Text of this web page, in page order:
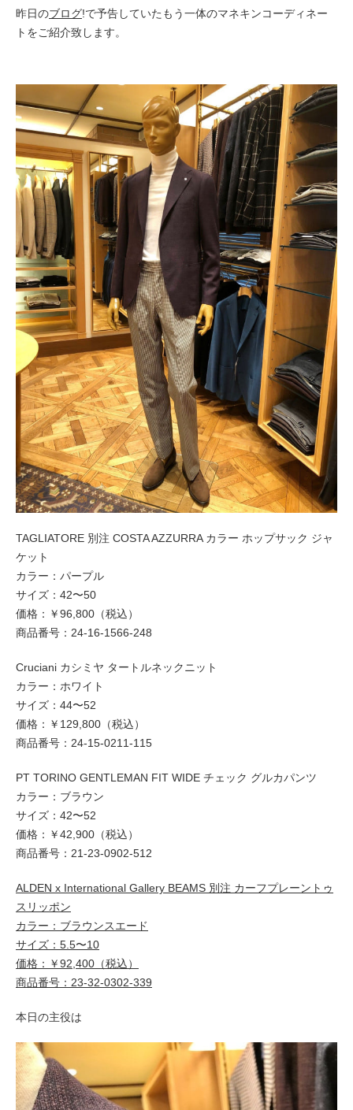
昨日のブログ!で予告していたもう一体のマネキンコーディネー
トをご紹介致します。
TAGLIATORE 別注 COSTA AZZURRA カラー ホップサック ジャ
ケット
カラー：パープル
サイズ：42〜50
価格：￥96,800（税込）
商品番号：24-16-1566-248
Cruciani カシミヤ タートルネックニット
カラー：ホワイト
サイズ：44〜52
価格：￥129,800（税込）
商品番号：24-15-0211-115
PT TORINO GENTLEMAN FIT WIDE チェック グルカパンツ
カラー：ブラウン
サイズ：42〜52
価格：￥42,900（税込）
商品番号：21-23-0902-512
ALDEN x International Gallery BEAMS 別注 カーフプレーントゥ
スリッポン
カラー：ブラウンスエード
サイズ：5.5〜10
価格：￥92,400（税込）
商品番号：23-32-0302-339
本日の主役は